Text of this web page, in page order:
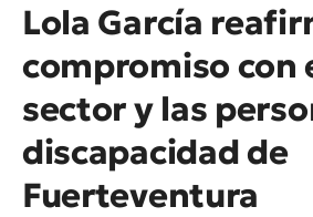
Lola García
compromiso con
sector y las
discapacidad de
Fuerteventura